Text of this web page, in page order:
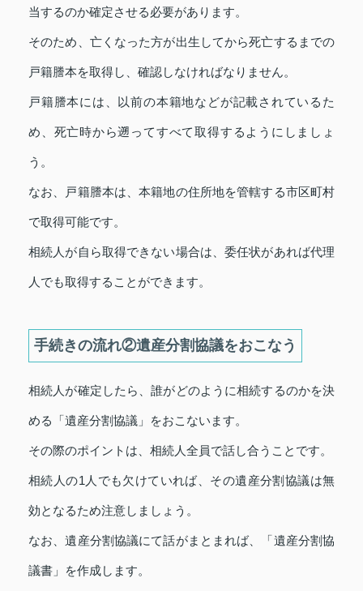
当するのか確定させる必要があります。
そのため、亡くなった方が出生してから死亡するまでの
戸籍謄本を取得し、確認しなければなりません。
戸籍謄本には、以前の本籍地などが記載されているた
め、死亡時から遡ってすべて取得するようにしましょ
う。
なお、戸籍謄本は、本籍地の住所地を管轄する市区町村
で取得可能です。
相続人が自ら取得できない場合は、委任状があれば代理
人でも取得することができます。
手続きの流れ②遺産分割協議をおこなう
相続人が確定したら、誰がどのように相続するのかを決
める「遺産分割協議」をおこないます。
その際のポイントは、相続人全員で話し合うことです。
相続人の1人でも欠けていれば、その遺産分割協議は無
効となるため注意しましょう。
なお、遺産分割協議にて話がまとまれば、「遺産分割協
議書」を作成します。